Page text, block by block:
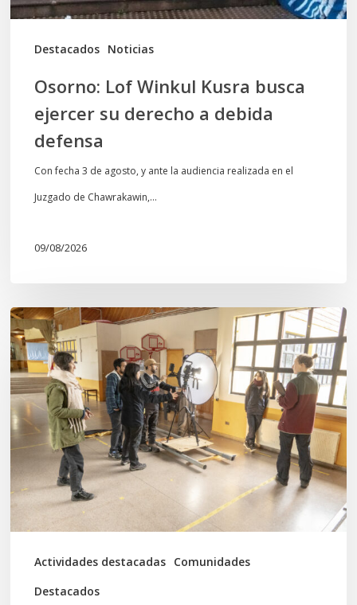
Destacados Noticias
a
debida
Osorno: Lof Winkul Kusra busca
ejercer su derecho a debida
defensa
Con fecha 3 de agosto, y ante la audiencia realizada en el
Juzgado de Chawrakawin,…
09/08/2026
Actividades destacadas Comunidades
Destacados
Toda
el
agua
del
mar:
largometraje
de
ficción
se
graba